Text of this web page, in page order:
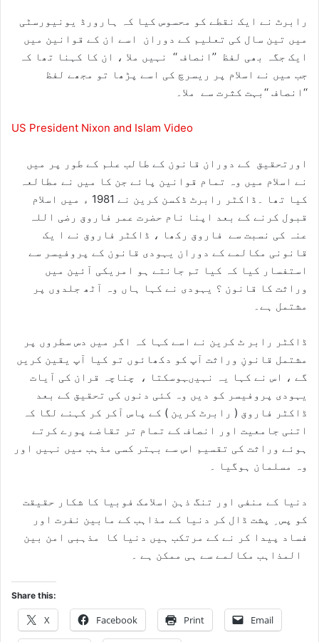
رابرٹ نے ایک نقطے کو محسوس کیا کہ ہارورڈ یونیورسٹی
میں تین سال کی تعلیم کے دوران اسے ان کے قوانین میں
ایک جگہ بھی لفظ ’’انصاف ‘‘ نہیں ملا ، ان کا کہنا تھا کہ
جب میں نے اسلام پر ریسرچ کی اسے پڑھا تو مجھے لفظ
‘‘انصاف ‘‘بہت کثرت سے ملا۔
US President Nixon and Islam Video
نے اسلام میں وہ تمام قوانین پائے جن کا میں نے مطالعہ
کیا تھا ۔ڈاکٹر رابرٹ ڈکسن کرین نے 1981 ء میں اسلام
قبول کرنے کے بعد اپنا نام حضرت عمر فاروق رضی اللہ
عنہ کی نسبت سے فاروق رکھا ، ڈاکٹر فاروق نے ا یک
قانونی مکالمے کے دوران یہودی قانون کے پروفیسر سے
استفسار کیا کہ کیا تم جانتے ہو امریکی آئین میں
وراثت کا قانون ؟ یہودی نے کہا ہاں وہ آٹھ جلدوں پر
مشتمل ہے۔
ڈاکٹر رابر ٹ کرین نے اسے کہا کہ اگر میں دس سطروں پر
مشتمل قانونِ وراثت آپ کو دکھائوں تو کیا آپ یقین کریں
گے ، اس نے کہا یہ نہیںہوسکتا ، چناچہ قران کی آیات
یہودی پروفیسر کو دیں وہ کئی دنوں کی تحقیق کے بعد
ڈاکٹر فاروق ( رابرٹ کرین ) کے پاس آکر کر کہنے لگا کہ
اتنی جامعیت اور انصاف کے تمام تر تقاضے پورے کرتے
ہوئے وراثت کی تقسیم اس سے بہتر کسی مذہب میں نہیں اور
وہ مسلمان ہوگیا ۔
دنیا کے منفی اور تنگ ذہن اسلامک فوبیا کا شکار حقیقت
کو پس ِ پشت ڈال کر دنیا کے مذاہب کے مابین نفرت اور
فساد پیدا کر نے کے مرتکب ہیں دنیا کا مذہبی امن بین
Share this:
X Facebook Print Email